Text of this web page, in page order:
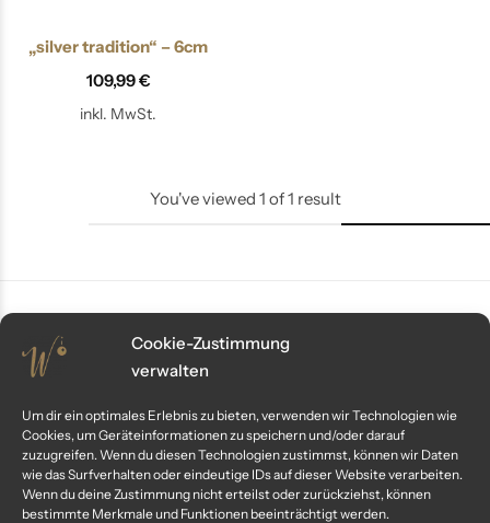
Cookie-Zustimmung
verwalten
Um dir ein optimales Erlebnis zu bieten, verwenden wir Technologien wie
Cookies, um Geräteinformationen zu speichern und/oder darauf
zuzugreifen. Wenn du diesen Technologien zustimmst, können wir Daten
wie das Surfverhalten oder eindeutige IDs auf dieser Website verarbeiten.
Wenn du deine Zustimmung nicht erteilst oder zurückziehst, können
bestimmte Merkmale und Funktionen beeinträchtigt werden.
„silver tradition“ – 6cm
109,99€
inkl. MwSt.
You've viewed 1 of1 result
Kundenservice
Fragen? Wir sind für dich da:
Telefon: +49 9561 401 34 90
Email: info@glaswunder.eu